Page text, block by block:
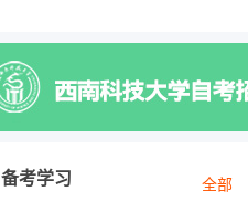
备考学习 全部